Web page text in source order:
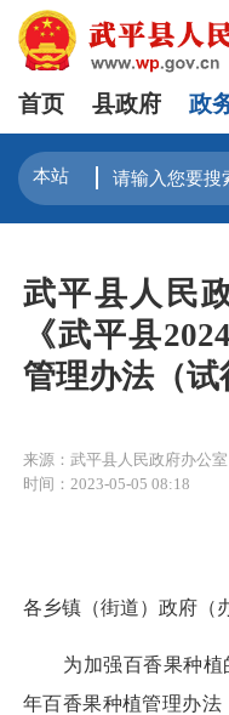
首页 县政府 政
武平县人民
《武平县
管理办法（
来源：武平县人民政府办公室
时间：2023-05-05 08:18
各乡镇（街道）政府（
为加强百香果种植的
年百香果种植管理办法